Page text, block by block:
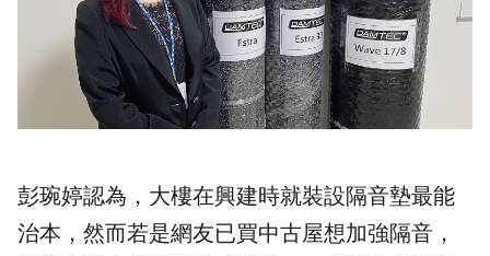
彭琬婷認為，大樓在興建時就裝設隔音墊最能
治本，然而若是網友已買中古屋想加強隔音，